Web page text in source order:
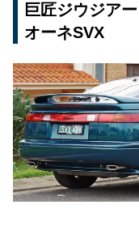
巨匠ジウジア
オーネSVX